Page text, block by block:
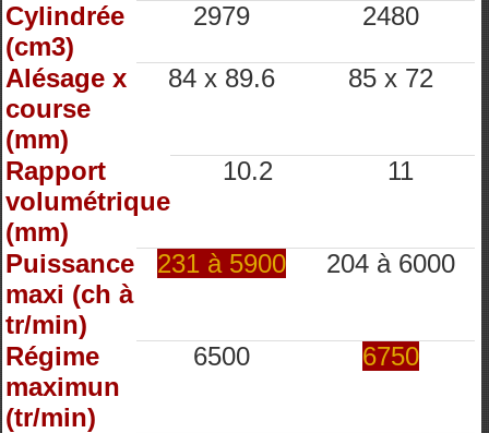
Cylindrée
(cm3)
2979 2480
Alésage x
course
(mm)
84 x 89.6 85 x 72
Rapport
volumétrique
(mm)
10.2 11
Puissance
maxi (ch à
tr/min)
231 à 5900 204 à 6000
Régime
maximun
(tr/min)
6500 6750